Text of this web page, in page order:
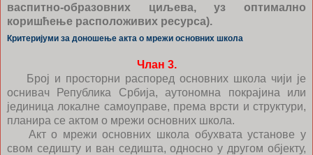
васпитно-образовних циљева, уз оптимално
коришћење расположивих ресурса).
Критеријуми за доношење акта о мрежи основних школа
Члан 3.
Број и просторни распоред основних школа чији је
оснивач Република Србија, аутономна покрајина или
јединица локалне самоуправе, према врсти и структури,
планира се актом о мрежи основних школа.
Акт о мрежи основних школа обухвата установе у
свом седишту и ван седишта, односно у другом објекту,